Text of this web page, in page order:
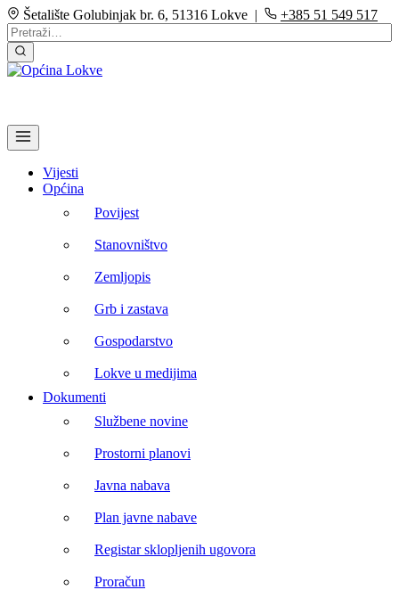
Šetalište Golubinjak br. 6, 51316 Lokve | +385 51 549 517
Vijesti
Općina
Povijest
Stanovništvo
Zemljopis
Grb i zastava
Gospodarstvo
Lokve u medijima
Dokumenti
Službene novine
Prostorni planovi
Javna nabava
Plan javne nabave
Registar sklopljenih ugovora
Proračun